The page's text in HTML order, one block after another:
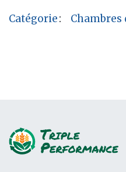
Catégorie: